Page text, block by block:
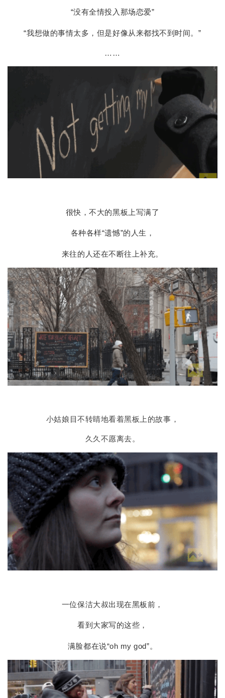
“没有全情投入那场恋爱”
“我想做的事情太多，但是好像从来都找不到时间。”
……
很快，不大的黑板上写满了
各种各样“遗憾”的人生，
来往的人还在不断往上补充。
小姑娘目不转睛地看着黑板上的故事，
久久不愿离去。
一位保洁大叔出现在黑板前，
看到大家写的这些，
满脸都在说“oh my god”。